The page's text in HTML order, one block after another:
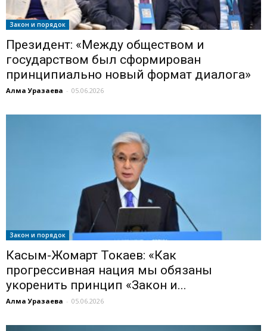
Закон и порядок
Президент: «Между обществом и
государством был сформирован
принципиально новый формат диалога»
Алма Уразаева - 05.06.2026
Закон и порядок
Касым-Жомарт Токаев: «Как
прогрессивная нация мы обязаны
укоренить принцип «Закон и...
Алма Уразаева - 05.06.2026